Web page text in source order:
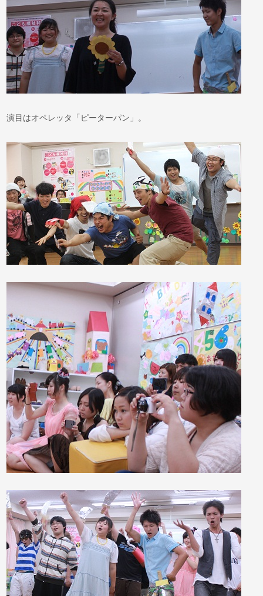
演目はオペレッタ「ピーターパン」。